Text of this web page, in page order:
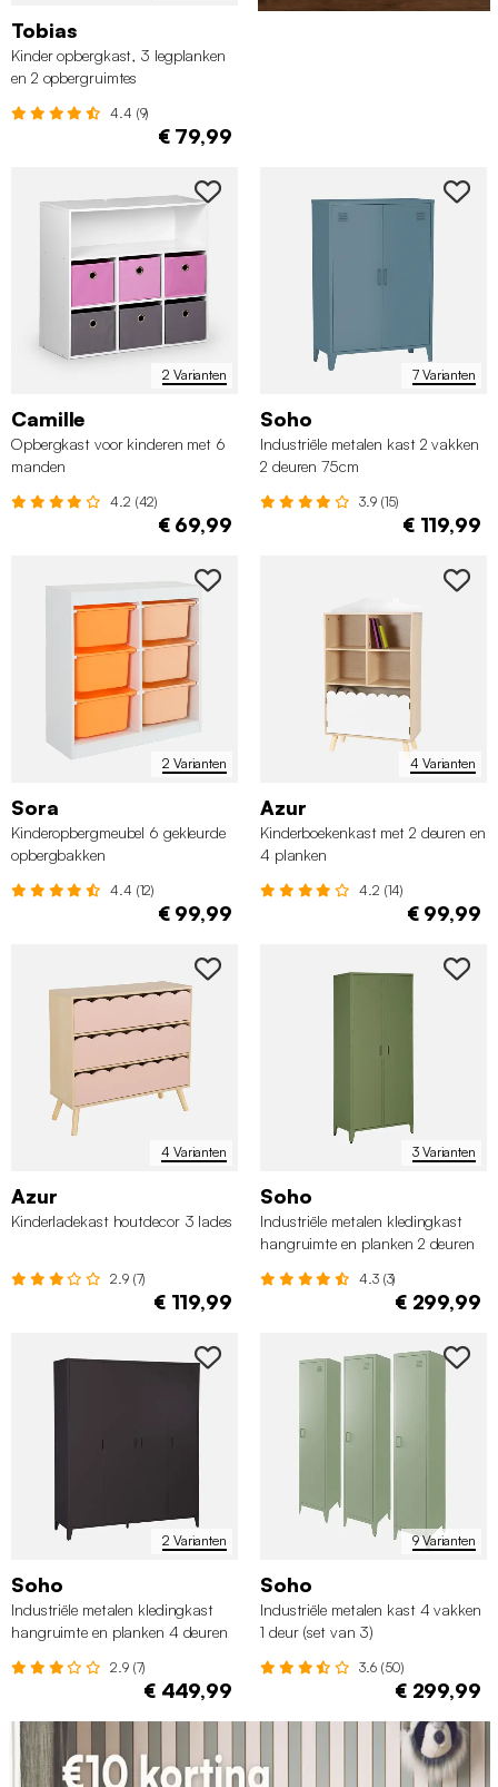
Tobias
Kinder opbergkast, 3 legplanken
en 2 opbergruimtes
4.4 (9)
€ 79,99
2 Varianten
Camille
Opbergkast voor kinderen met 6
manden
4.2 (42)
€ 69,99
7 Varianten
Soho
Industriële metalen kast 2 vakken
2 deuren 75cm
3.9 (15)
€ 119,99
2 Varianten
Sora
Kinderopbergmeubel 6 gekleurde
opbergbakken
4.4 (12)
€ 99,99
4 Varianten
Azur
Kinderboekenkast met 2 deuren en
4 planken
4.2 (14)
€ 99,99
4 Varianten
Azur
Kinderladekast houtdecor 3 lades
2.9 (7)
€ 119,99
3 Varianten
Soho
Industriële metalen kledingkast
hangruimte en planken 2 deuren
4.3 (3)
€ 299,99
2 Varianten
Soho
Industriële metalen kledingkast
hangruimte en planken 4 deuren
2.9 (7)
€ 449,99
9 Varianten
Soho
Industriële metalen kast 4 vakken
1 deur (set van 3)
3.6 (50)
€ 299,99